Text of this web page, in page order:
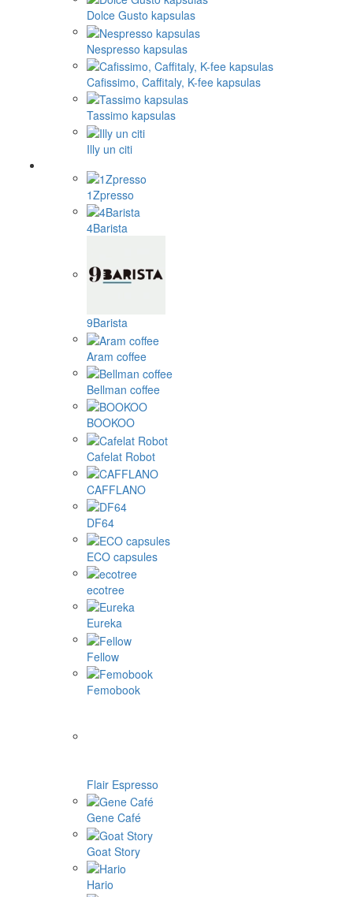
Dolce Gusto kapsulas
Nespresso kapsulas
Cafissimo, Caffitaly, K-fee kapsulas
Tassimo kapsulas
Illy un citi
1Zpresso
4Barista
9Barista
Aram coffee
Bellman coffee
BOOKOO
Cafelat Robot
CAFFLANO
DF64
ECO capsules
ecotree
Eureka
Fellow
Femobook
Flair Espresso
Gene Café
Goat Story
Hario